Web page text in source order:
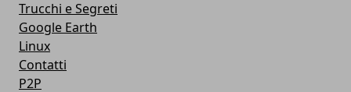
Trucchi e Segreti
Google Earth
Linux
Contatti
P2P